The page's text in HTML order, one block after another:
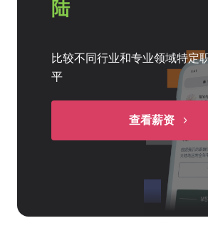
陆
比较不同行业和专业领域特定
平
查看薪资